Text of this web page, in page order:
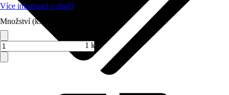
Více informací o zboží
Množství (ks)
1 ks